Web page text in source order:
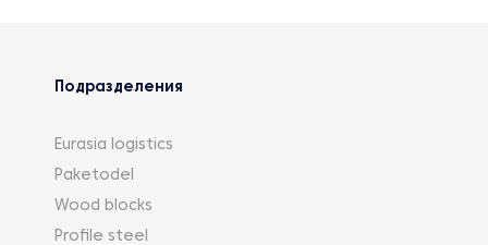
Подразделения
Eurasia logistics
Paketodel
Wood blocks
Profile steel